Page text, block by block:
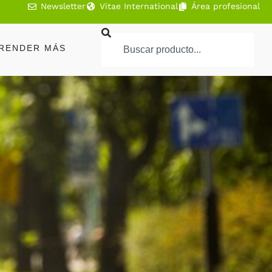
Newsletter Vitae International Área profesional
MÁS